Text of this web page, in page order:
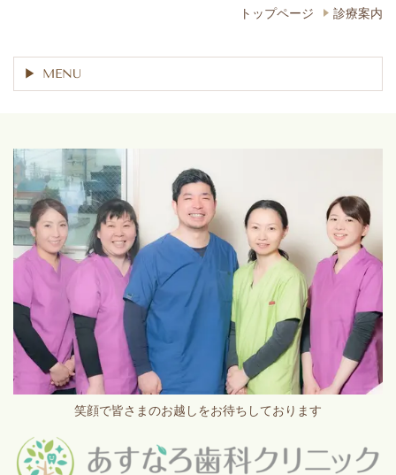
トップページ 診療案内
MENU
笑顔で皆さまのお越しをお待ちしております